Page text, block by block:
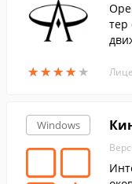
★★★★ ★
★★★★ ★
тер
Windows